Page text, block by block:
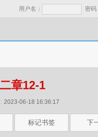
用户名： 密码
章12-1
2023-06-18 16:36:17
标记书签 下